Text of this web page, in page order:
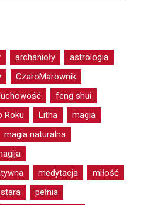
archanioły
astrologia
CzaroMarownik
feng shui
Roku Litha
magia
magia naturalna
medytacja
miłość
pełnia